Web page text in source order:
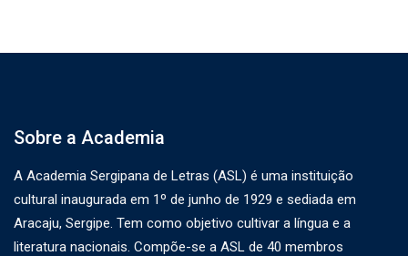
Sobre a Academia
A Academia Sergipana de Letras (ASL) é uma instituição
cultural inaugurada em 1º de junho de 1929 e sediada em
Aracaju, Sergipe. Tem como objetivo cultivar a língua e a
literatura nacionais. Compõe-se a ASL de 40 membros